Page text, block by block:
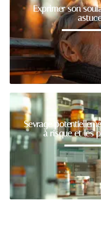
Exprimer son
Sevrage
à risque et les